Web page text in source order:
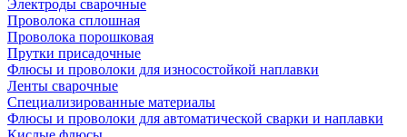
Электроды сварочные
Проволока сплошная
Проволока порошковая
Прутки присадочные
Флюсы и проволоки для износостойкой наплавки
Ленты сварочные
Специализированные материалы
Флюсы и проволоки для автоматической сварки и наплавки